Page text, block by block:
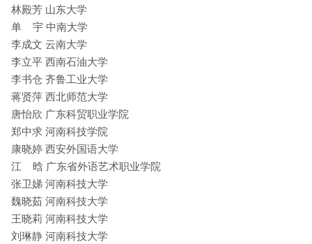
林殿芳 山东大学
单 宇 中南大学
李成文 云南大学
李立平 西南石油大学
李书仓 齐鲁工业大学
蒋贤萍 西北师范大学
唐怡欣 广东科贸职业学院
郑中求 河南科技学院
康晓婷 西安外国语大学
江 晗 广东省外语艺术职业学院
张卫娣 河南科技大学
魏晓茹 河南科技大学
王晓莉 河南科技大学
刘琳静 河南科技大学